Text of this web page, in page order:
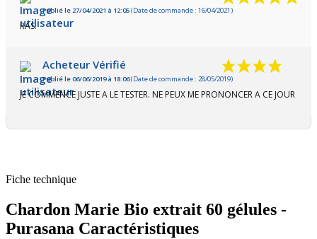
Publié le 27/04/2021 à 12:05(Date de commande : 16/04/2021)
RAS.
Acheteur Vérifié
Publié le 06/06/2019 à 18:06(Date de commande : 28/05/2019)
JE COMMENCE JUSTE A LE TESTER. NE PEUX ME PRONONCER A CE JOUR
Fiche technique
Chardon Marie Bio extrait 60 gélules -
Purasana Caractéristiques